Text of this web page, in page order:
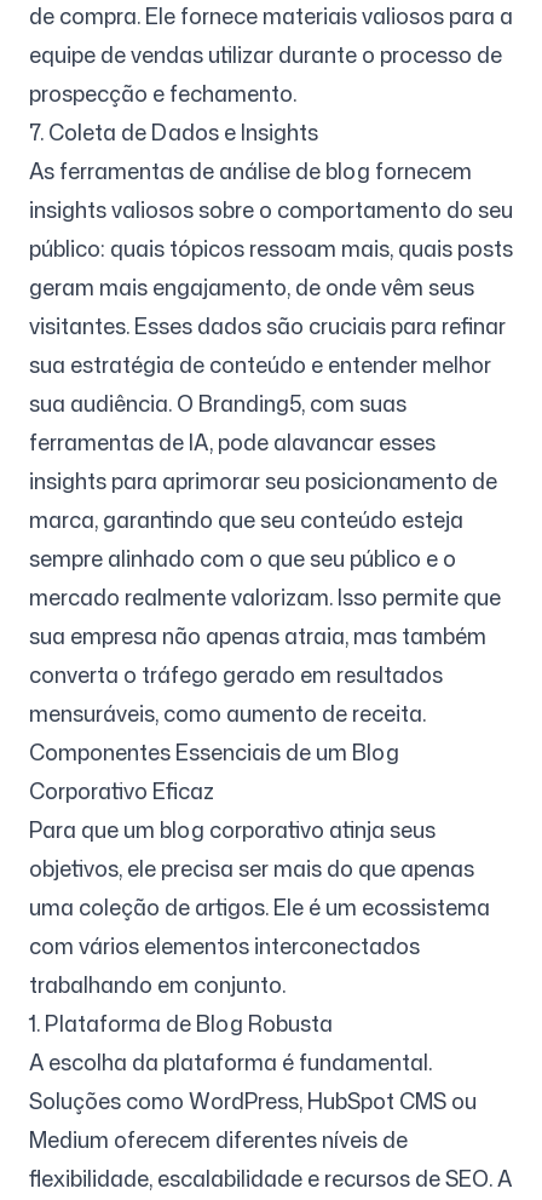
de compra. Ele fornece materiais valiosos para a
equipe de vendas utilizar durante o processo de
prospecção e fechamento.
7. Coleta de Dados e Insights
As ferramentas de análise de blog fornecem
insights valiosos sobre o comportamento do seu
público: quais tópicos ressoam mais, quais posts
geram mais engajamento, de onde vêm seus
visitantes. Esses dados são cruciais para refinar
sua estratégia de conteúdo e entender melhor
sua audiência. O Branding5, com suas
ferramentas de IA, pode alavancar esses
insights para aprimorar seu posicionamento de
marca, garantindo que seu conteúdo esteja
sempre alinhado com o que seu público e o
mercado realmente valorizam. Isso permite que
sua empresa não apenas atraia, mas também
converta o tráfego gerado em resultados
mensuráveis, como aumento de receita.
Componentes Essenciais de um Blog
Corporativo Eficaz
Para que um blog corporativo atinja seus
objetivos, ele precisa ser mais do que apenas
uma coleção de artigos. Ele é um ecossistema
com vários elementos interconectados
trabalhando em conjunto.
1. Plataforma de Blog Robusta
A escolha da plataforma é fundamental.
Soluções como WordPress, HubSpot CMS ou
Medium oferecem diferentes níveis de
flexibilidade, escalabilidade e recursos de SEO. A